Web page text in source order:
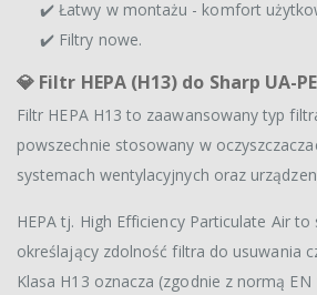
✔️ Łatwy w montażu - komfort
✔️ Filtry nowe.
💎 Filtr HEPA (H13) do Sharp UA-
Filtr HEPA H13 to zaawansowany typ
powszechnie stosowany w
systemach wentylacyjnych oraz
HEPA tj. High Efficiency Particulate Air
określający zdolność filtra do usuwania
Klasa H13 oznacza (zgodnie z normą